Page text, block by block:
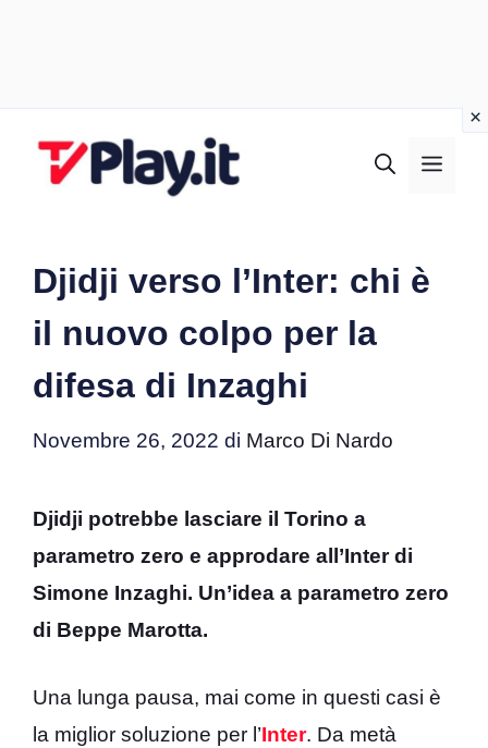
Djidji verso l’Inter: chi è
il nuovo colpo per la
difesa di Inzaghi
Novembre 26, 2022 di Marco Di Nardo
Djidji potrebbe lasciare il Torino a
parametro zero e approdare all’Inter di
Simone Inzaghi. Un’idea a parametro zero
di Beppe Marotta.
Una lunga pausa, mai come in questi casi è
la miglior soluzione per l’Inter. Da metà